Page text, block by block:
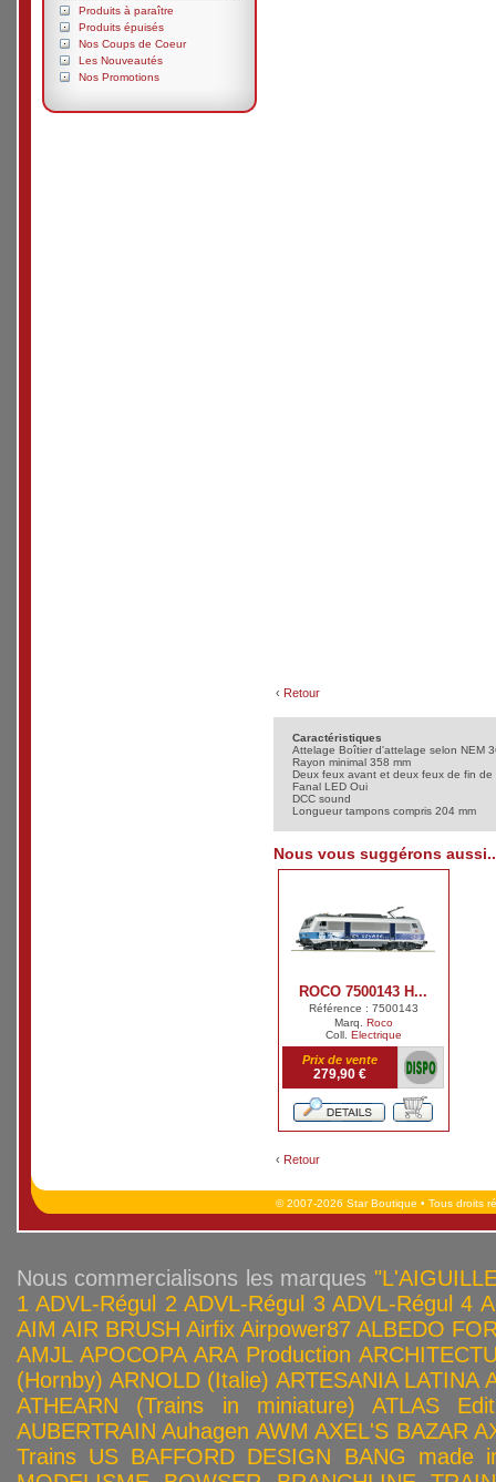
Produits à paraître
Produits épuisés
Nos Coups de Coeur
Les Nouveautés
Nos Promotions
‹ Retour
Caractéristiques
Attelage Boîtier d'attelage selon NEM
Rayon minimal 358 mm
Deux feux avant et deux feux de fin
Fanal LED Oui
DCC sound
Longueur tampons compris 204 mm
Nous vous suggérons
ROCO 7500143 H...
Référence : 7500143
Marq. Roco
Coll. Electrique
Prix de vente
279,90 €
‹ Retour
© 2007-2026 Star Boutique • Tous droits
Nous commercialisons les marques
1 ADVL-Régul 2 ADVL-Régul 3 ADVL-Régul 4
AIM AIR BRUSH Airfix Airpower87 ALBEDO
AMJL APOCOPA ARA Production
(Hornby) ARNOLD (Italie) ARTESANIA LATINA
ATHEARN (Trains in miniature)
ATLAS
AUBERTRAIN Auhagen AWM AXEL'S BAZAR
Trains US BAFFORD DESIGN
BANG made